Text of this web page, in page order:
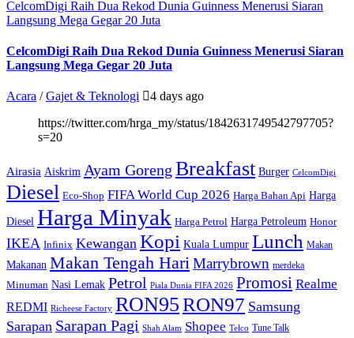
CelcomDigi Raih Dua Rekod Dunia Guinness Menerusi Siaran
Langsung Mega Gegar 20 Juta
CelcomDigi Raih Dua Rekod Dunia Guinness Menerusi Siaran
Langsung Mega Gegar 20 Juta
Acara /Gajet & Teknologi
4 days ago
https://twitter.com/hrga_my/status/1842631749542797705?
s=20
Airasia Aiskrim Ayam Goreng Breakfast Burger CelcomDigi
Diesel Eco-Shop FIFA World Cup 2026 Harga Bahan Api Harga
Diesel Harga Minyak Harga Petrol Harga Petroleum Honor
IKEA Infinix Kewangan Kopi Kuala Lumpur Lunch Makan
Makanan Makan Tengah HariMarrybrown merdeka
Minuman Nasi Lemak Petrol Piala Dunia FIFA 2026 Promosi Realme
REDMI Richeese Factory RON95RON97 Samsung
Sarapan Sarapan Pagi Shah Alam Shopee Telco Tune Talk